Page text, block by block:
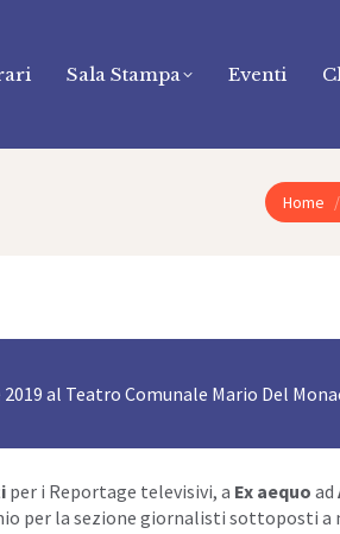
Sala Stampa Eventi
Tu sei qui:
Home
al Teatro Comunale Mario Del
per i Reportage televisivi, a Ex aequo ad
per la sezione giornalisti sottoposti a